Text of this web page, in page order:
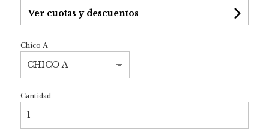
Ver cuotas y descuentos
Chico A
Cantidad